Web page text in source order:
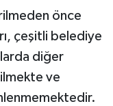
önce
çeşitli belediye
diğer
ve